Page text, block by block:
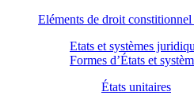
Eléments de droit
Etats et systèmes
Formes d’États et
États unitaires